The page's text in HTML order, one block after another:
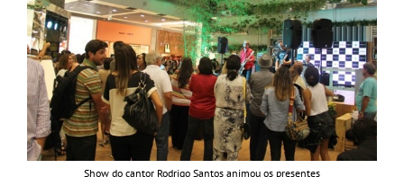
Show do cantor Rodrigo Santos animou os presentes